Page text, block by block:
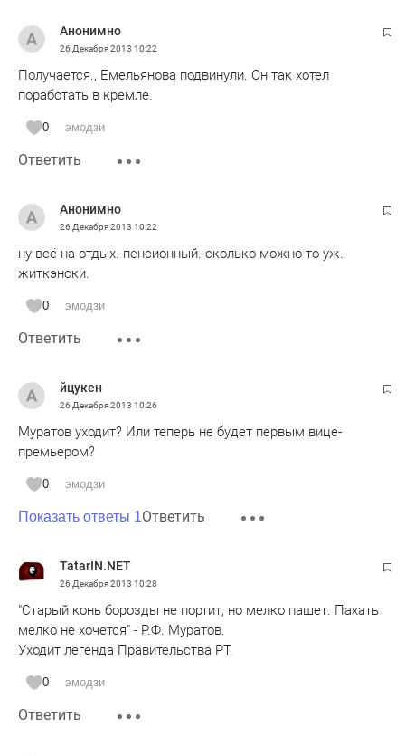
Анонимно
26 Декабря 2013 10:22
Получается., Емельянова подвинули. Он так хотел
поработать в кремле.
0 эмодзи
Ответить
Анонимно
26 Декабря 2013 10:22
ну всё на отдых. пенсионный. сколько можно то уж.
житкэнски.
0 эмодзи
Ответить
йцукен
26 Декабря 2013 10:26
Муратов уходит? Или теперь не будет первым вице-
премьером?
0 эмодзи
Показать ответы 1Ответить
TatarIN.NET
26 Декабря 2013 10:28
"Старый конь борозды не портит, но мелко пашет. Пахать
мелко не хочется" - Р.Ф. Муратов.
Уходит легенда Правительства РТ.
0 эмодзи
Ответить